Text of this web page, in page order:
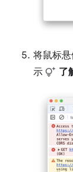
将鼠标
示
了